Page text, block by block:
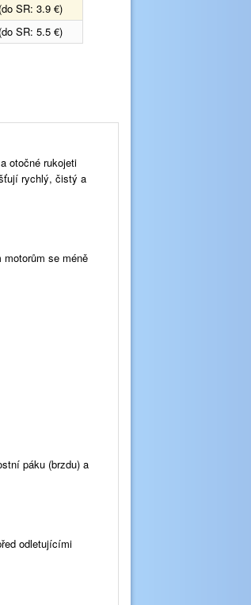
(do SR: 3.9 €)
(do SR: 5.5 €)
otočné rukojeti
rychlý, čistý a
se méně
páku (brzdu) a
odletujícími